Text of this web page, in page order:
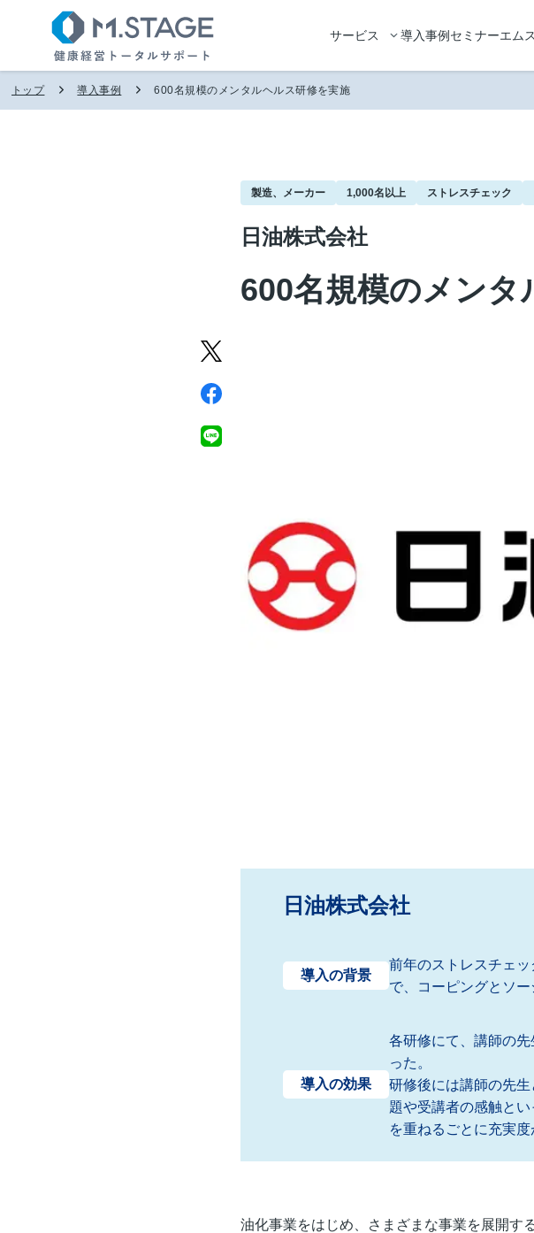
サービス 導入事例 セミナーエム
トップ 導入事例 600名規模のメンタルヘルス研修を実施
製造、メーカー 1,000名以上 ストレスチェック
日油株式会社
600名規模のメン
日油株式会社
導入の背景
前年のストレスチェ
で、コーピングとソ
導入の効果
各研修にて、講師の
った。
研修後には講師の先
題や受講者の感触と
を重ねるごとに充実度
油化事業をはじめ、さまざまな事業を展開す